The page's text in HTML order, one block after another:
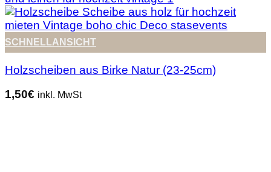
SCHNELLANSICHT
Holzscheiben aus Birke Natur (23-25cm)
1,50€ inkl. MwSt